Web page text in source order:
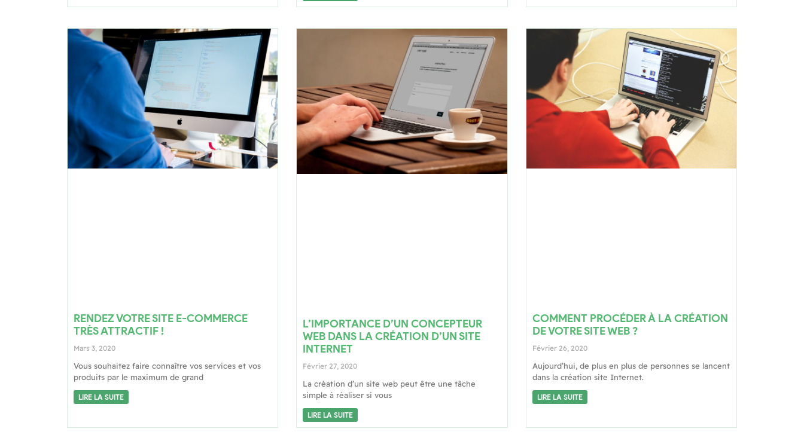
RENDEZ VOTRE SITE E-COMMERCE
TRÈS ATTRACTIF !
Mars 3, 2020
Vous souhaitez faire connaître vos services et vos
produits par le maximum de grand
LIRE LA SUITE
L’IMPORTANCE D’UN CONCEPTEUR
WEB DANS LA CRÉATION D’UN SITE
INTERNET
Février 27, 2020
La création d’un site web peut être une tâche
simple à réaliser si vous
LIRE LA SUITE
COMMENT PROCÉDER À LA CRÉATION
DE VOTRE SITE WEB ?
Février 26, 2020
Aujourd’hui, de plus en plus de personnes se lancent
dans la création site Internet.
LIRE LA SUITE